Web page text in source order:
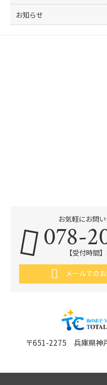
お知らせ
お気軽にお問
078-【受付時間
メールでの
〒651-2275 兵庫県神